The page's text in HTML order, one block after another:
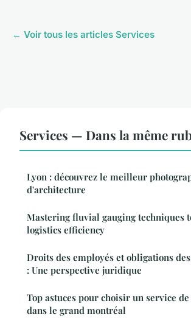
← Voir tous les articles Services
Services — Dans la même
Lyon : découvrez le meilleur
d'architecture
Mastering fluvial gauging techniques
logistics efficiency
Droits des employés et obligations
: Une perspective juridique
Top astuces pour choisir un service de
dans le grand montréal